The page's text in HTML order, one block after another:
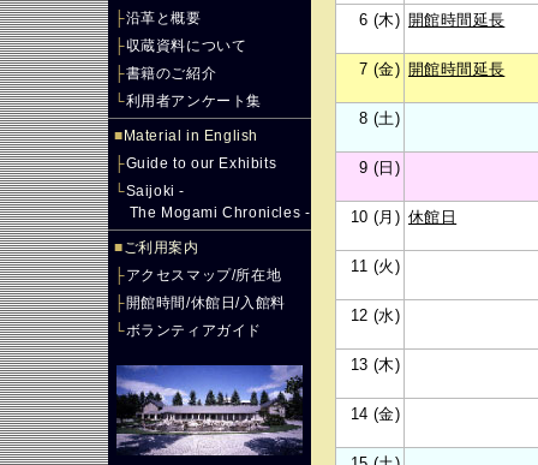
├沿革と概要
├収蔵資料について
├書籍のご紹介
└利用者アンケート集
■ Material in English
├Guide to our Exhibits
└Saijoki -
The Mogami Chronicles -
■ご利用案内
├アクセスマップ/所在地
├開館時間/休館日/入館料
└ボランティアガイド
6 (木) 開館時間延長
7 (金) 開館時間延長
8 (土)
9 (日)
10 (月) 休館日
11 (火)
12 (水)
13 (木)
14 (金)